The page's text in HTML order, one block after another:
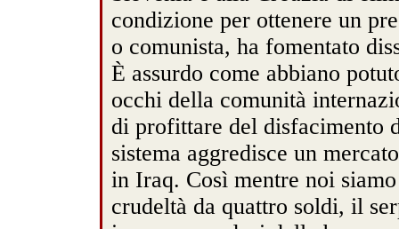
condizione per ottenere un
o comunista, ha fomentato
È assurdo come abbiano
occhi della comunità
di profittare del disfacimento
sistema aggredisce un
in Iraq. Così mentre noi
crudeltà da quattro soldi, il